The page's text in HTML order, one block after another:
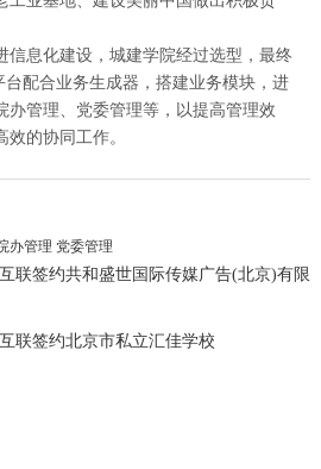
信息化建设，城建学院经过选型，最终
配合业务生成器，搭建业务模块，进
办管理、党委管理等，以提高管理效
的协同工作。
办管理 党委管理
联签约共和盛世国际传媒广告(北京)有限
联签约北京市私立汇佳学校